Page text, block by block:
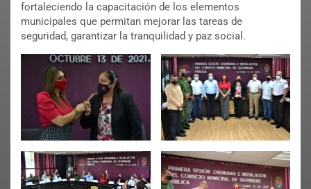
fortaleciendo la capacitación de los elementos
municipales que permitan mejorar las tareas de
seguridad, garantizar la tranquilidad y paz social.